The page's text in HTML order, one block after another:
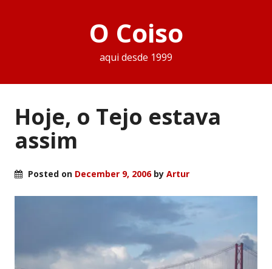
O Coiso
aqui desde 1999
Hoje, o Tejo estava
assim
Posted on December 9, 2006by Artur